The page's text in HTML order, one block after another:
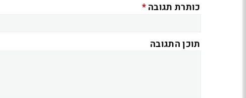
כותרת תגובה*
תוכן התגובה